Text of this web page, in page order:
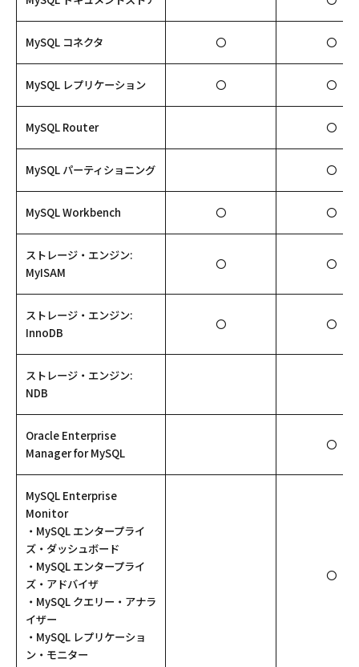
MySQL コネクタ 〇 〇
MySQL レプリケーション 〇 〇
MySQL Router 〇
MySQL パーティショニング 〇
MySQL Workbench 〇 〇
ストレージ・エンジン:
MyISAM
〇 〇
ストレージ・エンジン:
InnoDB
〇 〇
ストレージ・エンジン:
NDB
Oracle Enterprise
Manager for MySQL
〇
MySQL Enterprise
Monitor
・MySQL エンタープライ
ズ・ダッシュボード
・MySQL エンタープライ
ズ・アドバイザ
・MySQL クエリー・アナラ
イザー
・MySQL レプリケーショ
ン・モニター
〇